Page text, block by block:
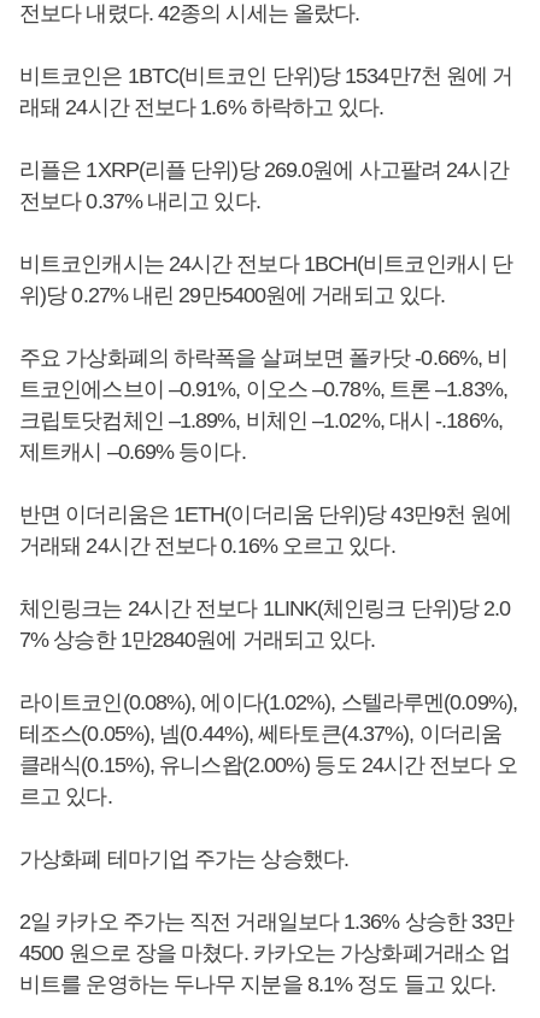
전보다 내렸다. 42종의 시세는 올랐다.
비트코인은 1BTC(비트코인 단위)당 1534만7천 원에 거
래돼 24시간 전보다 1.6% 하락하고 있다.
리플은 1XRP(리플 단위)당 269.0원에 사고팔려 24시간
전보다 0.37% 내리고 있다.
비트코인캐시는 24시간 전보다 1BCH(비트코인캐시 단
위)당 0.27% 내린 29만5400원에 거래되고 있다.
주요 가상화폐의 하락폭을 살펴보면 폴카닷 -0.66%, 비
트코인에스브이 –0.91%, 이오스 –0.78%, 트론 –1.83%,
크립토닷컴체인 –1.89%, 비체인 –1.02%, 대시 -.186%,
제트캐시 –0.69% 등이다.
반면 이더리움은 1ETH(이더리움 단위)당 43만9천 원에
거래돼 24시간 전보다 0.16% 오르고 있다.
체인링크는 24시간 전보다 1LINK(체인링크 단위)당 2.0
7% 상승한 1만2840원에 거래되고 있다.
라이트코인(0.08%), 에이다(1.02%), 스텔라루멘(0.09%),
테조스(0.05%), 넴(0.44%), 쎄타토큰(4.37%), 이더리움
클래식(0.15%), 유니스왑(2.00%) 등도 24시간 전보다 오
르고 있다.
가상화폐 테마기업 주가는 상승했다.
2일 카카오 주가는 직전 거래일보다 1.36% 상승한 33만
4500 원으로 장을 마쳤다. 카카오는 가상화폐거래소 업
비트를 운영하는 두나무 지분을 8.1% 정도 들고 있다.